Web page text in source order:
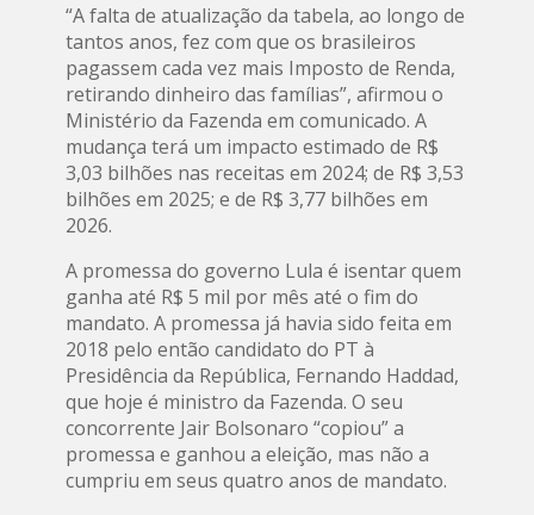
“A falta de atualização da tabela, ao longo de
tantos anos, fez com que os brasileiros
pagassem cada vez mais Imposto de Renda,
retirando dinheiro das famílias”, afirmou o
Ministério da Fazenda em comunicado. A
mudança terá um impacto estimado de R$
3,03 bilhões nas receitas em 2024; de R$ 3,53
bilhões em 2025; e de R$ 3,77 bilhões em
2026.
A promessa do governo Lula é isentar quem
ganha até R$ 5 mil por mês até o fim do
mandato. A promessa já havia sido feita em
2018 pelo então candidato do PT à
Presidência da República, Fernando Haddad,
que hoje é ministro da Fazenda. O seu
concorrente Jair Bolsonaro “copiou” a
promessa e ganhou a eleição, mas não a
cumpriu em seus quatro anos de mandato.